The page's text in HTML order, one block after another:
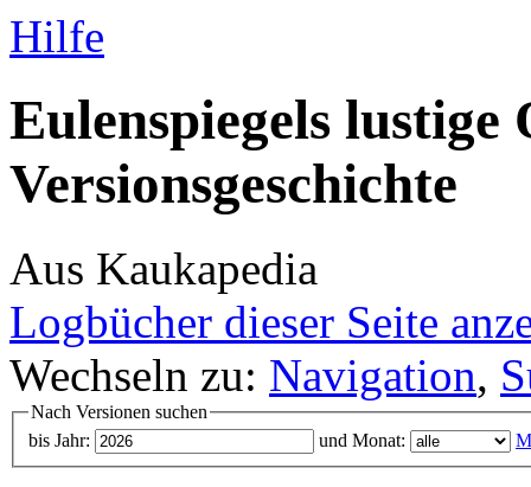
Hilfe
Eulenspiegels lustige
Versionsgeschichte
Aus Kaukapedia
Logbücher dieser Seite
Wechseln zu: Navigation,
Nach Versionen suchen
bis Jahr:
und Monat: